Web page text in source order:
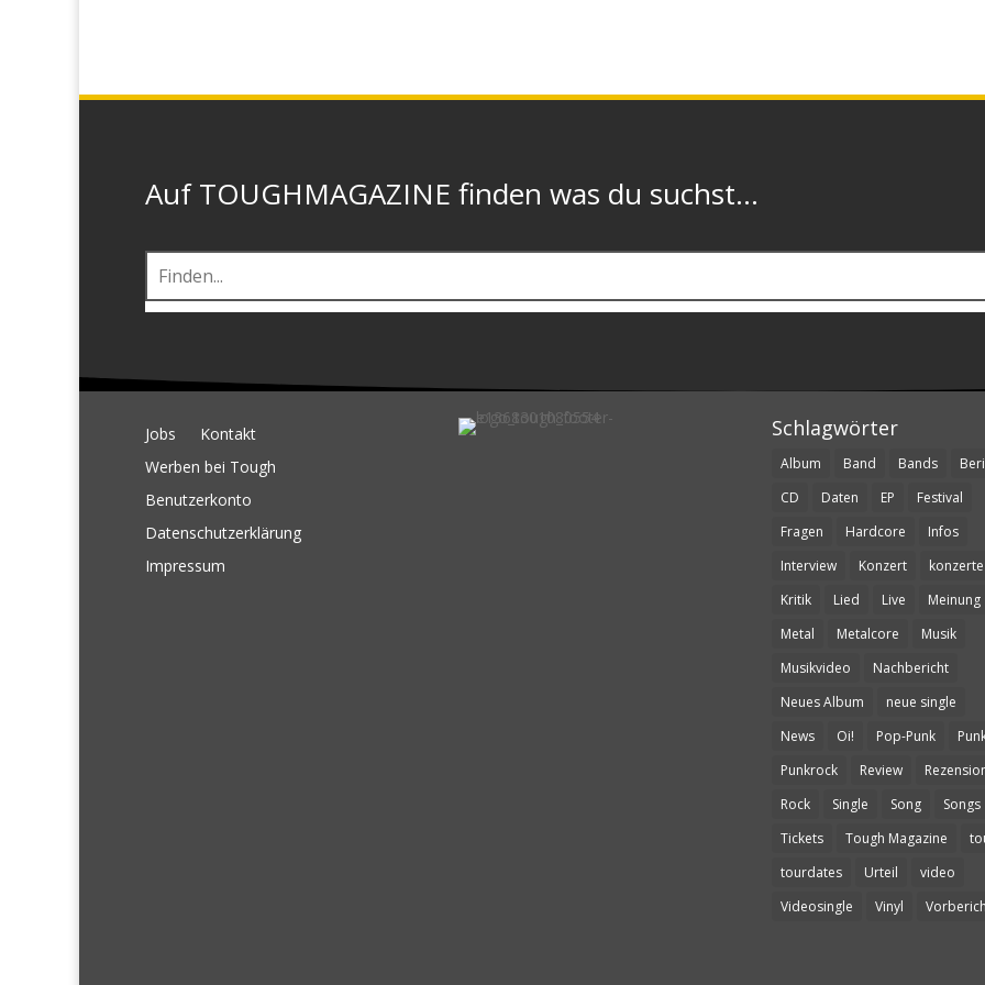
Auf TOUGHMAGAZINE finden was du suchst...
Jobs
Kontakt
Werben bei Tough
Benutzerkonto
Datenschutzerklärung
Impressum
Schlagwörter
Album Band Bands
CD
Daten EP
Festival
Fragen
Hardcore
Infos
Interview
Konzert
konzerte
Kritik
Lied Live
Meinung
Metal
Metalcore
Musik
Musikvideo
Nachbericht
Neues Album
neue single
News
Oi! Pop-Punk
Punkrock
Review
Rock
Single Song
Songs
Tickets
Tough Magazine
tourdates
Urteil
video
Videosingle
Vinyl